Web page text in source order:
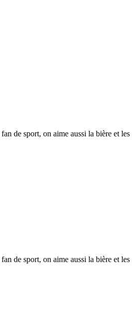
de sport, on aime aussi la bière et les
de sport, on aime aussi la bière et les